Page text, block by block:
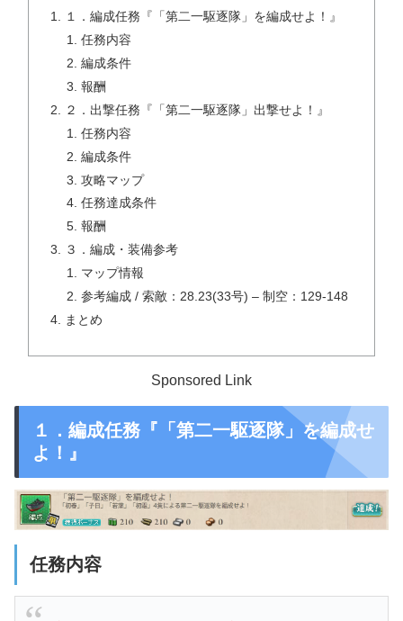
１．編成任務『「第二一駆逐隊」を編成せよ！』
任務内容
編成条件
報酬
２．出撃任務『「第二一駆逐隊」出撃せよ！』
任務内容
編成条件
攻略マップ
任務達成条件
報酬
３．編成・装備参考
マップ情報
参考編成 / 索敵：28.23(33号) – 制空：129-148
まとめ
Sponsored Link
１．編成任務『「第二一駆逐隊」を編成せ
よ！』
任務内容